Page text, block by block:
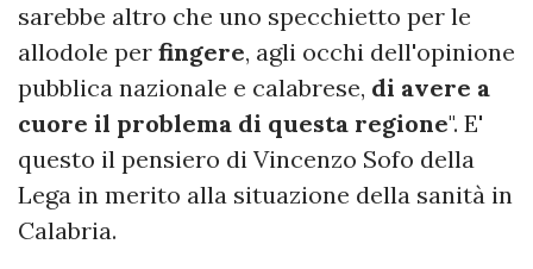
sarebbe altro che uno specchietto per le
allodole per fingere, agli occhi dell'opinione
pubblica nazionale e calabrese, di avere a
cuore il problema di questa regione". E'
questo il pensiero di Vincenzo Sofo della
Lega in merito alla situazione della sanità in
Calabria.